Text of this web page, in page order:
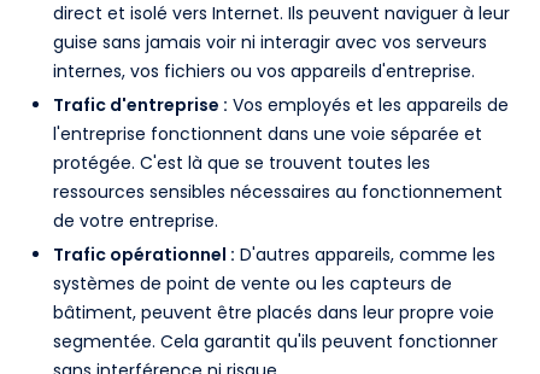
direct et isolé vers Internet. Ils peuvent naviguer à leur
guise sans jamais voir ni interagir avec vos serveurs
internes, vos fichiers ou vos appareils d'entreprise.
Trafic d'entreprise : Vos employés et les appareils de
l'entreprise fonctionnent dans une voie séparée et
protégée. C'est là que se trouvent toutes les
ressources sensibles nécessaires au fonctionnement
de votre entreprise.
Trafic opérationnel : D'autres appareils, comme les
systèmes de point de vente ou les capteurs de
bâtiment, peuvent être placés dans leur propre voie
segmentée. Cela garantit qu'ils peuvent fonctionner